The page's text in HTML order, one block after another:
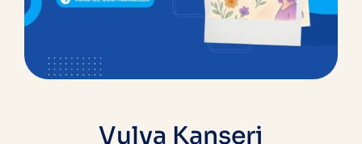
Vulva Kanseri